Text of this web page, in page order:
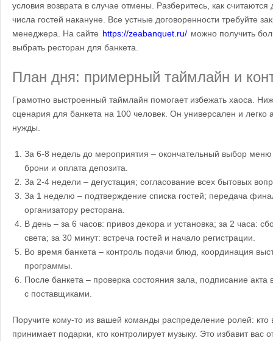
условия возврата в случае отмены. Разберитесь, как
числа гостей накануне. Все устные договоренности требуйте
менеджера. На сайте https://zeabanquet.ru/ можно получить
выбрать ресторан для банкета.
План дня: примерный таймлайн и
Грамотно выстроенный таймлайн помогает избежать хаоса.
сценария для банкета на 100 человек. Он универсален и легко
нужды.
За 6-8 недель до мероприятия – окончательный выбор
брони и оплата депозита.
За 2-4 недели – дегустация; согласование всех бытовых
За 1 неделю – подтверждение списка гостей; передача
организатору ресторана.
В день – за 6 часов: привоз декора и установка; за 2 часа:
света; за 30 минут: встреча гостей и начало регистрации.
Во время банкета – контроль подачи блюд, координация
программы.
После банкета – проверка состояния зала, подписание акта
с поставщиками.
Поручите кому-то из вашей команды распределение ролей: кто
принимает подарки, кто контролирует музыку. Это избавит вас